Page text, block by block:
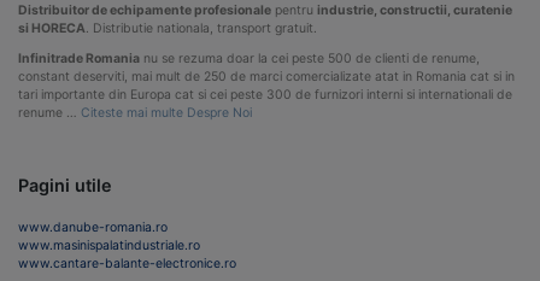
Distribuitor de echipamente profesionale pentru industrie, constructii, curatenie
si HORECA. Distributie nationala, transport gratuit.
Infinitrade Romania nu se rezuma doar la cei peste 500 de clienti de renume,
constant deserviti, mai mult de 250 de marci comercializate atat in Romania cat si in
tari importante din Europa cat si cei peste 300 de furnizori interni si internationali de
renume … Citeste mai multe Despre Noi
Pagini utile
www.danube-romania.ro
www.masinispalatindustriale.ro
www.cantare-balante-electronice.ro